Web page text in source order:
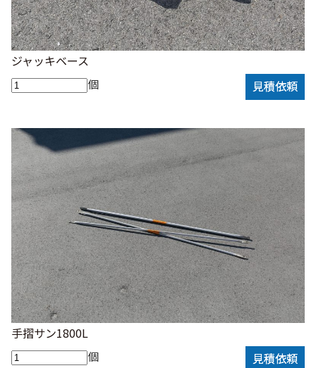
ジャッキベース
個
見積依頼
手摺サン1800L
個
見積依頼